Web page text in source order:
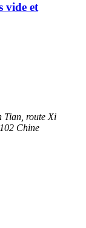
vide et
Tian, ​​route Xi
Chine